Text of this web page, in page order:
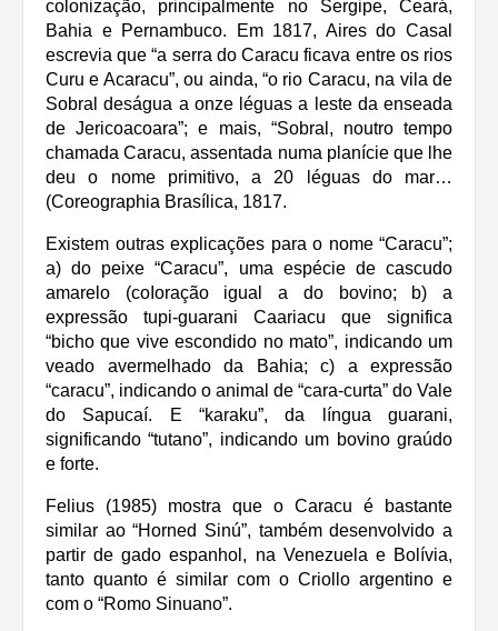
colonização, principalmente no Sergipe, Ceará,
Bahia e Pernambuco. Em 1817, Aires do Casal
escrevia que “a serra do Caracu ficava entre os rios
Curu e Acaracu”, ou ainda, “o rio Caracu, na vila de
Sobral deságua a onze léguas a leste da enseada
de Jericoacoara”; e mais, “Sobral, noutro tempo
chamada Caracu, assentada numa planície que lhe
deu o nome primitivo, a 20 léguas do mar…
(Coreographia Brasílica, 1817.
Existem outras explicações para o nome “Caracu”;
a) do peixe “Caracu”, uma espécie de cascudo
amarelo (coIoração igual a do bovino; b) a
expressão tupi-guarani Caariacu que significa
“bicho que vive escondido no mato”, indicando um
veado avermelhado da Bahia; c) a expressão
“caracu”, indicando o animal de “cara-curta” do Vale
do Sapucaí. E “karaku”, da língua guarani,
significando “tutano”, indicando um bovino graúdo
e forte.
Felius (1985) mostra que o Caracu é bastante
similar ao “Horned Sinú”, também desenvolvido a
partir de gado espanhol, na Venezuela e Bolívia,
tanto quanto é similar com o Criollo argentino e
com o “Romo Sinuano”.